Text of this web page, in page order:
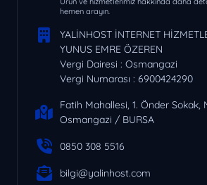
hemen arayın.
YALİNHOST İNTERNET
YUNUS EMRE ÖZEREN
Vergi Dairesi : Osmangazi
Vergi Numarası : 6900424290
Fatih Mahallesi, 1. Önder Sokak,
Osmangazi / BURSA
0850 308 5516
bilgi@yalinhost.com